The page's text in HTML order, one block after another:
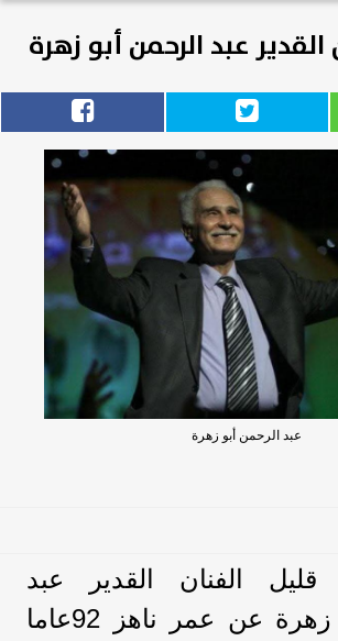
القدير عبد الرحمن أبو زهرة
عبد الرحمن أبو زهرة
الفنان القدير عبد
الرحمن أبو زهرة عن عمر ناهز 92عاما